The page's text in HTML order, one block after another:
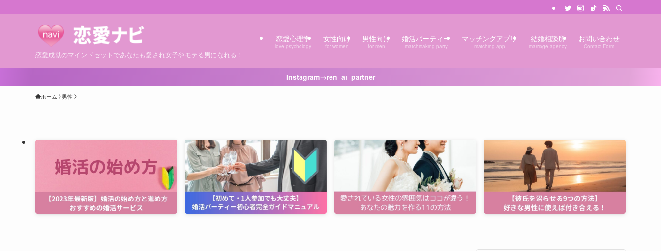
恋愛成就のマインドセットであなたも愛され女子やモテる男になれる！
恋愛心理学
love psychology
女性向け
for women
男性向け
for men
婚活パーティー
matchmaking party
マッチングアプリ
matching app
結婚相談所
marriage agency
お問い合わせ
Contact Form
Instagram→ren_ai_partner
ホーム 男性